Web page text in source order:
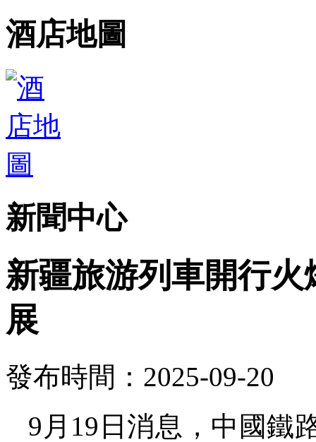
酒店地圖
新聞中心
新疆旅游列車開行
展
發布時間：2025-09-20
9月19日消息，中國鐵